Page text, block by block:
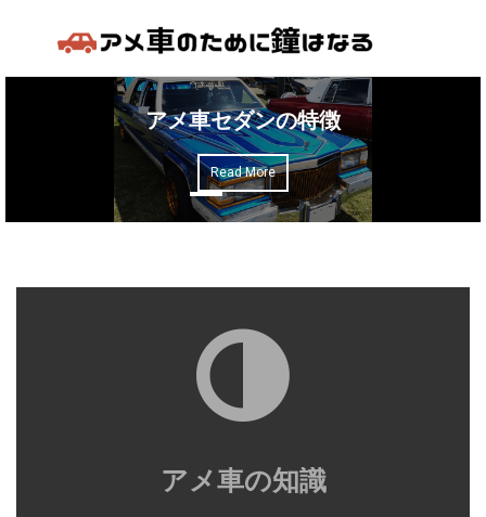
アメ車の知識
売買の基礎知識
アメ車セダンの特徴
Read More
アメ車の知識